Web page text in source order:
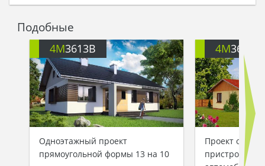
поверил своим глазам и бросился к дому: а
вдруг тот не настоящий? Но дом оказался
капитальным, реальным, и теперь никуда не
собирался испаряться с участка. А Розинда
захлопнула шкатулку и произнесла:
- Теперь жди нового дня, а сегодня мы подарили
новый дом…
Подобные
4M3613B
Одноэтажный проект
прямоугольной формы 13 на 10
4M3613
Проект